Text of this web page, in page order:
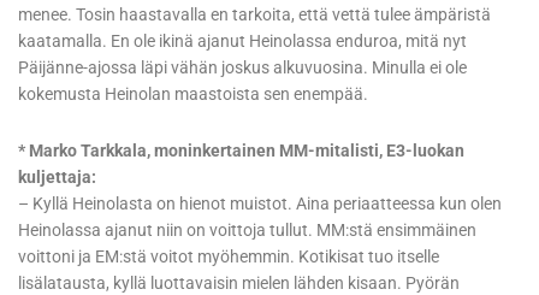
menee. Tosin haastavalla en tarkoita, että vettä tulee ämpäristä
kaatamalla. En ole ikinä ajanut Heinolassa enduroa, mitä nyt
Päijänne-ajossa läpi vähän joskus alkuvuosina. Minulla ei ole
kokemusta Heinolan maastoista sen enempää.
* Marko Tarkkala, moninkertainen MM-mitalisti, E3-luokan
kuljettaja:
– Kyllä Heinolasta on hienot muistot. Aina periaatteessa kun olen
Heinolassa ajanut niin on voittoja tullut. MM:stä ensimmäinen
voittoni ja EM:stä voitot myöhemmin. Kotikisat tuo itselle
lisälatausta, kyllä luottavaisin mielen lähden kisaan. Pyörän